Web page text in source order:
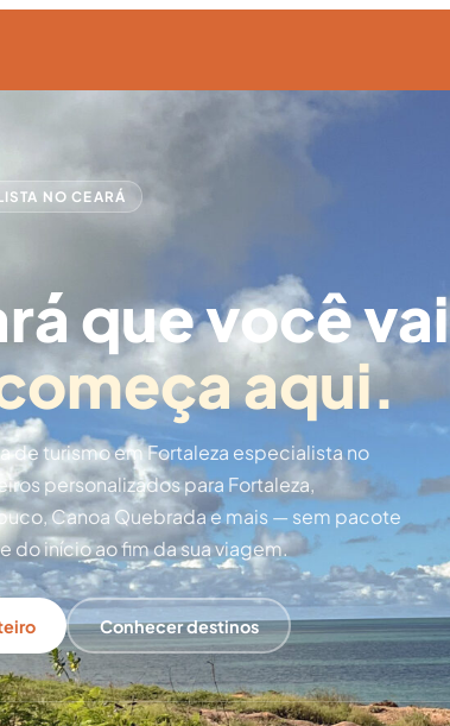
NO CEARÁ
que você vai
aqui.
de turismo em Fortaleza especialista no
personalizados para Fortaleza,
Canoa Quebrada e mais — sem pacote
do início ao fim da sua viagem.
Conhecer destinos